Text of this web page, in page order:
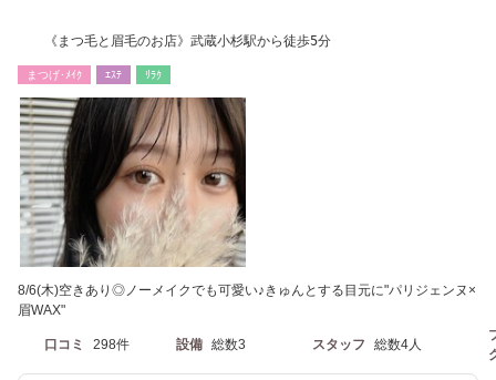
《まつ毛と眉毛のお店》武蔵小杉駅から徒歩5分
まつげ･ﾒｲｸ ｴｽﾃ ﾘﾗｸ
8/6(木)空きあり◎ノーメイクでも可愛い♪きゅんとする目元に"パリジェンヌ×
眉WAX"
口コミ 298件 設備 総数3 スタッフ 総数4人